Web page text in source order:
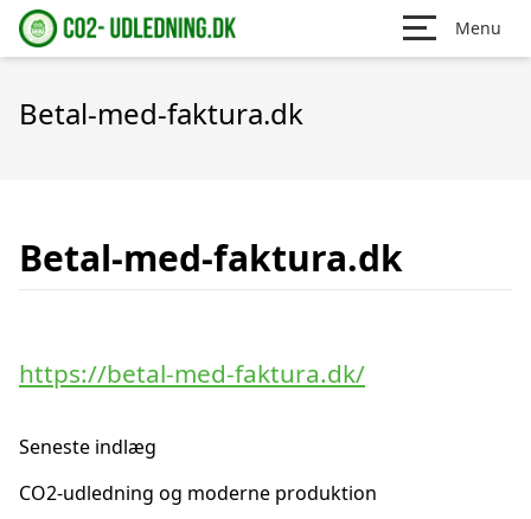
Menu
Betal-med-faktura.dk
Betal-med-faktura.dk
https://betal-med-faktura.dk/
Seneste indlæg
CO2-udledning og moderne produktion